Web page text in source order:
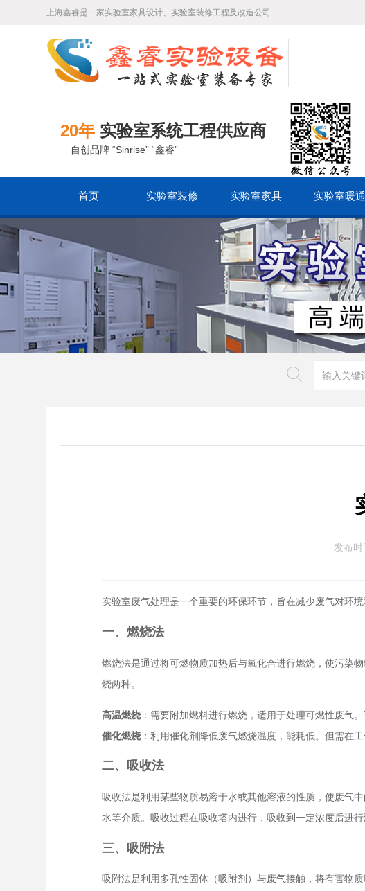
上海鑫睿是一家实验室家具设计、实验室装修工程及改造公司
20年 实验室系统工程供应商
自创品牌 “Sinrise” “鑫睿”
首页 实验室装修 实验室家具 实验室暖通
发布
实验室废气处理是一个重要的环保环节，旨在减少废气对环
一、燃烧法
燃烧法是通过将可燃物质加热后与氧化合进行燃烧，使污染
烧两种。
高温燃烧 ：需要附加燃料进行燃烧，适用于处理可燃性废气
催化燃烧 ：利用催化剂降低废气燃烧温度，能耗低。但需在
二、吸收法
吸收法是利用某些物质易溶于水或其他溶液的性质，使废气
水等介质。吸收过程在吸收塔内进行，吸收到一定浓度后进
三、吸附法
吸附法是利用多孔性固体（吸附剂）与废气接触，将有害物